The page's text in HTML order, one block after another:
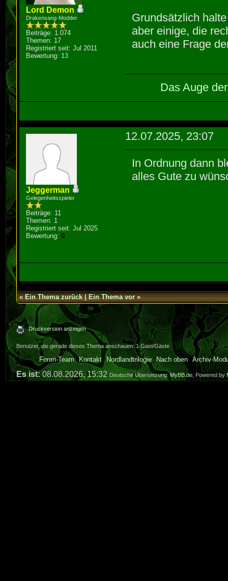
Lord Demon
Drakensang-Modder
Beiträge: 1.074
Themen: 17
Registriert seit: Jul 2011
Bewertung: 13
Grundsätzlich
aber einige, die
auch eine Frage
Das Auge
Jeggerman
Gelegenheitsspieler
Beiträge: 11
Themen: 1
Registriert seit: Jul 2025
Bewertung:0
12.07.2025, 23:07
In Ordnung dann
alles Gute zu
«Ein Thema zurück|Ein Thema vor»
Druckversion anzeigen
Benutzer, die gerade dieses Thema anschauen: 1 Gast/Gäste
Foren-Team Kontakt Nordlandtrilogie Nach oben Archiv-
Es ist:08.08.2026, 15:32 Deutsche Übersetzung:MyBB.de, Powered by